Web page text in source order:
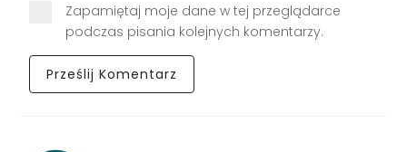
Zapamiętaj moje dane w tej przeglądarce
podczas pisania kolejnych komentarzy.